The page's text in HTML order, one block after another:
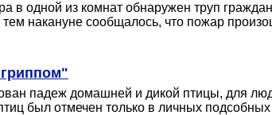
одной из комнат обнаружен труп
накануне сообщалось, что пожар
падеж домашней и дикой птицы, для
был отмечен только в личных подсобных